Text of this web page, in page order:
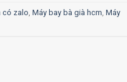
có zalo Máy bay bà già hcm Máy